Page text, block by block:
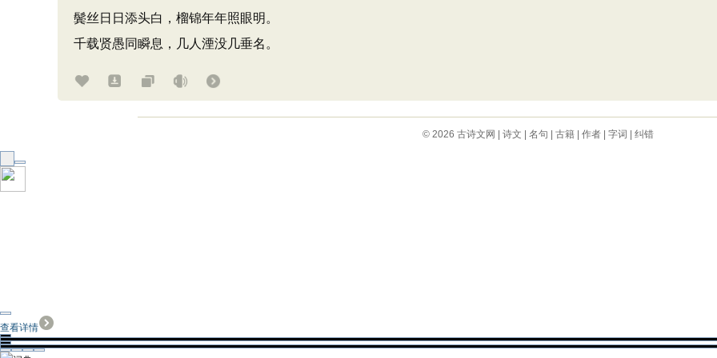
鬓丝日日添头白，榴锦年年照眼明。
千载贤愚同瞬息，几人湮没几垂名。
© 2026 古诗文网 诗文 名句 古籍| 作者| 字词 纠错
查看详情